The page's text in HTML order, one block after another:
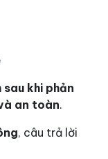
sau khi phản
an toàn.
, câu trả lời